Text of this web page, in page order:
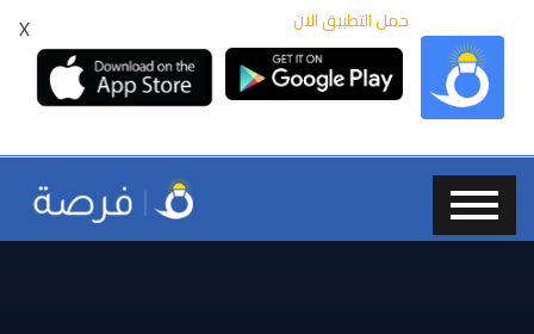
X حمل التطبيق الان